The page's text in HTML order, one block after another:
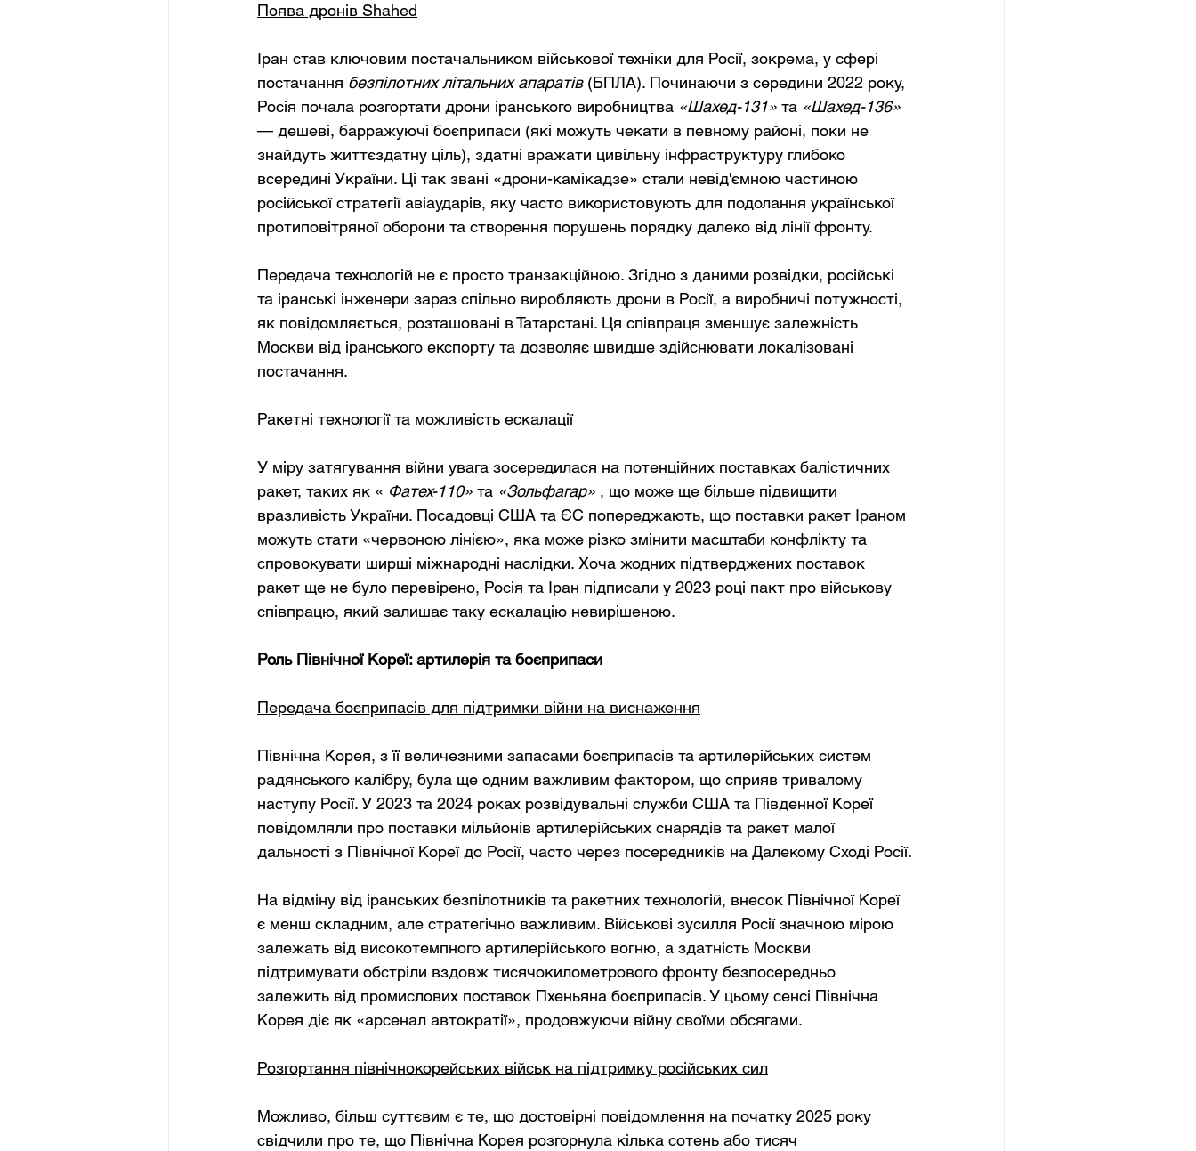
Поява дронів Shahed
Іран став ключовим постачальником військової техніки для Росії, зокрема, у сфері
постачання безпілотних літальних апаратів (БПЛА). Починаючи з середини 2022 року,
Росія почала розгортати дрони іранського виробництва «Шахед-131» та «Шахед-136»
— дешеві, барражуючі боєприпаси (які можуть чекати в певному районі, поки не
знайдуть життєздатну ціль), здатні вражати цивільну інфраструктуру глибоко
всередині України. Ці так звані «дрони-камікадзе» стали невід'ємною частиною
російської стратегії авіаударів, яку часто використовують для подолання української
протиповітряної оборони та створення порушень порядку далеко від лінії фронту.
Передача технологій не є просто транзакційною. Згідно з даними розвідки, російські
та іранські інженери зараз спільно виробляють дрони в Росії, а виробничі потужності,
як повідомляється, розташовані в Татарстані. Ця співпраця зменшує залежність
Москви від іранського експорту та дозволяє швидше здійснювати локалізовані
постачання.
Ракетні технології та можливість ескалації
У міру затягування війни увага зосередилася на потенційних поставках балістичних
ракет, таких як « Фатех-110» та «Зольфагар» , що може ще більше підвищити
вразливість України. Посадовці США та ЄС попереджають, що поставки ракет Іраном
можуть стати «червоною лінією», яка може різко змінити масштаби конфлікту та
спровокувати ширші міжнародні наслідки. Хоча жодних підтверджених поставок
ракет ще не було перевірено, Росія та Іран підписали у 2023 році пакт про військову
співпрацю, який залишає таку ескалацію невирішеною.
Роль Північної Кореї: артилерія та боєприпаси
Передача боєприпасів для підтримки війни на виснаження
Північна Корея, з її величезними запасами боєприпасів та артилерійських систем
радянського калібру, була ще одним важливим фактором, що сприяв тривалому
наступу Росії. У 2023 та 2024 роках розвідувальні служби США та Південної Кореї
повідомляли про поставки мільйонів артилерійських снарядів та ракет малої
дальності з Північної Кореї до Росії, часто через посередників на Далекому Сході Росії.
На відміну від іранських безпілотників та ракетних технологій, внесок Північної Кореї
є менш складним, але стратегічно важливим. Військові зусилля Росії значною мірою
залежать від високотемпного артилерійського вогню, а здатність Москви
підтримувати обстріли вздовж тисячокилометрового фронту безпосередньо
залежить від промислових поставок Пхеньяна боєприпасів. У цьому сенсі Північна
Корея діє як «арсенал автократії», продовжуючи війну своїми обсягами.
Розгортання північнокорейських військ на підтримку російських сил
Можливо, більш суттєвим є те, що достовірні повідомлення на початку 2025 року
свідчили про те, що Північна Корея розгорнула кілька сотень або тисяч